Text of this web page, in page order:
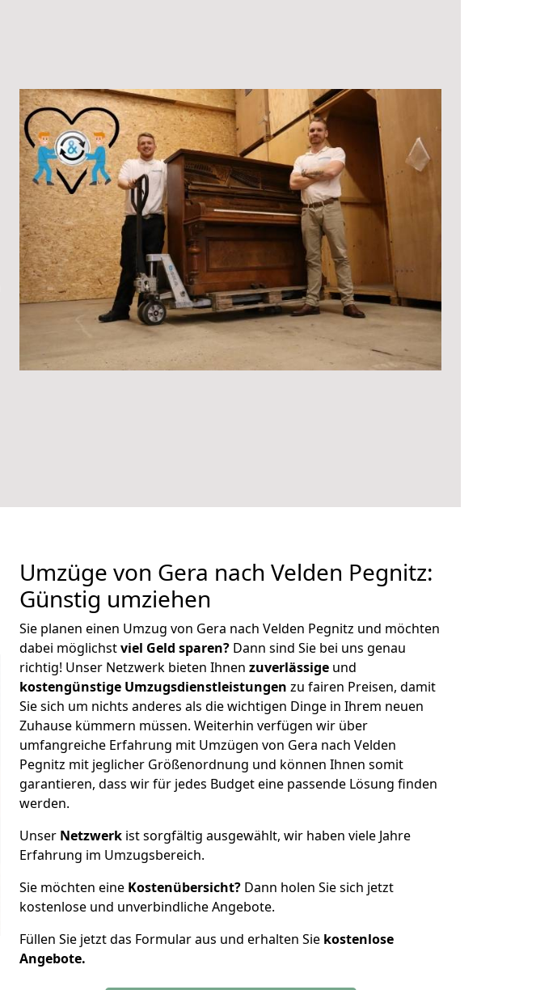
Umzüge von Gera nach Velden Pegnitz:
Günstig umziehen
Sie planen einen Umzug von Gera nach Velden Pegnitz und möchten
dabei möglichstviel Geld sparen? Dann sind Sie bei uns genau
richtig! Unser Netzwerk bieten Ihnen zuverlässige und
kostengünstige Umzugsdienstleistungen zu fairen Preisen, damit
Sie sich um nichts anderes als die wichtigen Dinge in Ihrem neuen
Zuhause kümmern müssen. Weiterhin verfügen wir über
umfangreiche Erfahrung mit Umzügen von Gera nach Velden
Pegnitz mit jeglicher Größenordnung und können Ihnen somit
garantieren, dass wir für jedes Budget eine passende Lösung finden
werden.
Unser Netzwerk ist sorgfältig ausgewählt, wir haben viele Jahre
Erfahrung im Umzugsbereich.
Sie möchten eine Kostenübersicht? Dann holen Sie sich jetzt
kostenlose und unverbindliche Angebote.
Füllen Sie jetzt das Formular aus und erhalten Sie kostenlose
Angebote.